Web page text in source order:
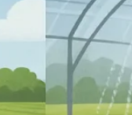
مخزن 500 لیتری کتابی آسانرو سه لایه